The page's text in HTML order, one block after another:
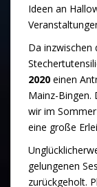
Ideen an
Da inzwischen
2020 einen
Mainz-Bingen.
wir im Sommer
eine große
gelungenen
zurückgeholt.